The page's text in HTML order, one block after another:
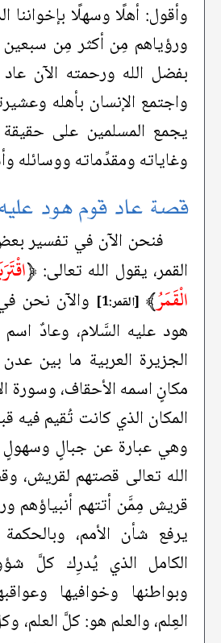
وأقول: أهلًا وسهلًا بإخواننا
ورؤياهم مِن أكثر مِن سبعين
بفضل الله ورحمته الآن
واجتمع الإنسان بأهله
يجمع المسلمين على حقيقة
وغاياته ومقدِّماته ووسائله
قصة عاد قوم هود
فنحن الآن في تفسير
القمر، يقول الله تعالى: ﴿
الْقَمَرُ﴾ [القمر:1]
والآن نحن
هود عليه السَّلام، وعادٌ
الجزيرة العربية ما بين
مكانٍ اسمه الأحقاف، وسورة
المكان الذي كانت تُقيم فيه
وهي عبارة عن جبالٍ وسهولٍ
الله تعالى قصتهم لقريش،
قريش مِمَّن أتتهم أنبياؤهم
يرفع شأن الأمم،
الكامل الذي يُدرِك كلَّ
وبواطنها وخوافيها
العِلم، والعلم هو: كلَّ العلم،